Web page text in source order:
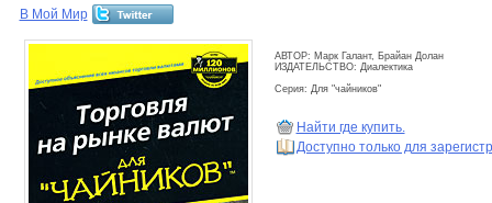
В Мой Мир
АВТОР: Марк Галант, Брайан Долан
ИЗДАТЕЛЬСТВО: Диалектика
Серия: Для "чайников"
Найти где купить.
Доступно только для